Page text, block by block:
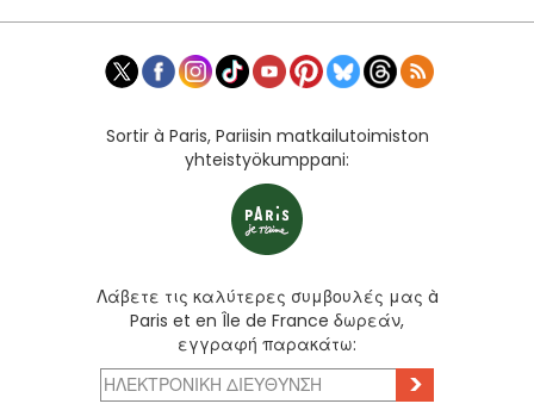
Sortir à Paris, Pariisin matkailutoimiston
yhteistyökumppani:
Λάβετε τις καλύτερες συμβουλές μας à
Paris et en Île de France δωρεάν,
εγγραφή παρακάτω:
>